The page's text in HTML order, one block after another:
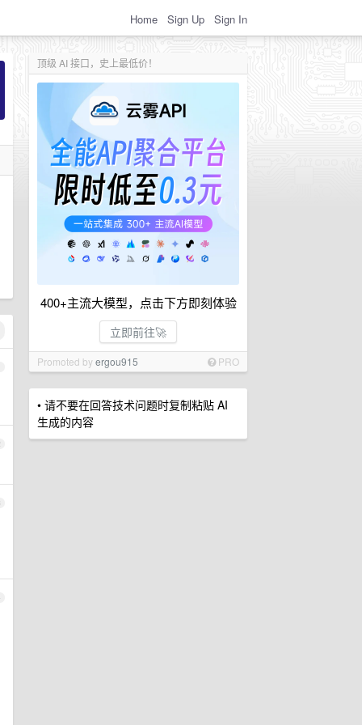
Home Sign Up Sign In
顶级 AI 接口，史上最低价！
400+主流大模型，点击下方即刻体验
立即前往🚀
Promoted byergou915 PRO
• 请不要在回答技术问题时复制粘贴 AI
生成的内容